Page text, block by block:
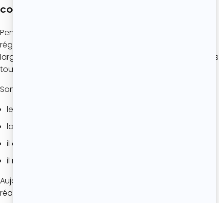
COMMENT LE CLAFOUTIS EST-IL DEVENU CÉLÈBRE ?
Pendant longtemps, le clafoutis est resté une spécialité
régionale. Au XX
largement contribué à faire connaître cette recette dans
toute la France.
Son succès s’explique facilement :
les ingrédients sont simples ;
la préparation est rapide ;
il demande peu de matériel ;
il met en valeur les fruits de saison.
Aujourd’hui encore, il fait partie des desserts les plus
réalisés en été.